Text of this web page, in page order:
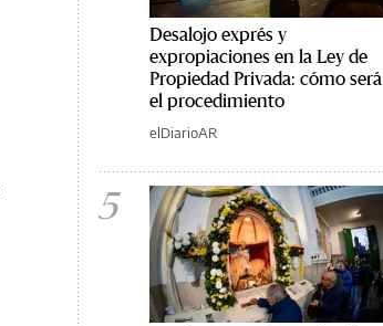
Desalojo exprés y
expropiaciones en la Ley de
Propiedad Privada: cómo será
el procedimiento
elDiarioAR
5